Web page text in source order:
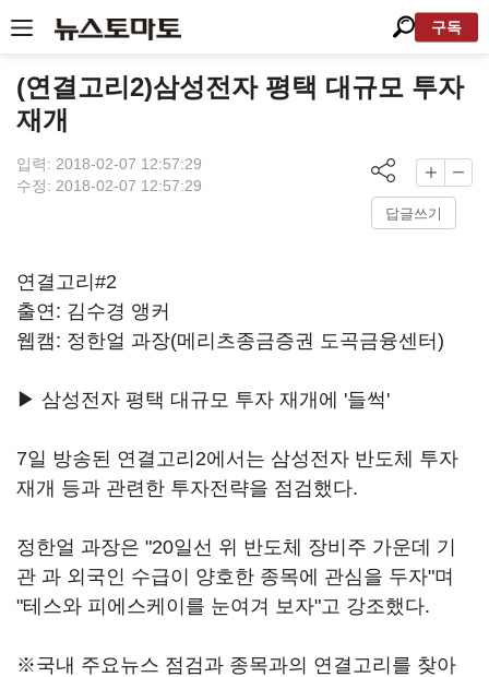
구독
(연결고리2)삼성전자 평택 대규모 투자
재개
입력: 2018-02-07 12:57:29
수정: 2018-02-07 12:57:29
답글쓰기
연결고리#2
출연: 김수경 앵커
웹캠: 정한얼 과장(메리츠종금증권 도곡금융센터)
▶ 삼성전자 평택 대규모 투자 재개에 '들썩'
7일 방송된 연결고리2에서는 삼성전자 반도체 투자
재개 등과 관련한 투자전략을 점검했다.
정한얼 과장은 "20일선 위 반도체 장비주 가운데 기
관 과 외국인 수급이 양호한 종목에 관심을 두자"며
"테스와 피에스케이를 눈여겨 보자"고 강조했다.
※국내 주요뉴스 점검과 종목과의 연결고리를 찾아